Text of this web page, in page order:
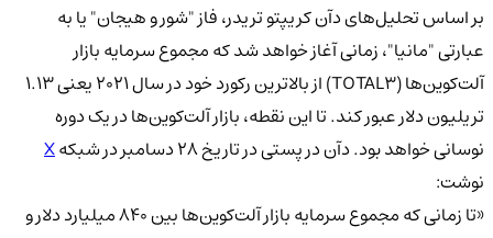
بر اساس تحلیل‌های دآن کریپتو تریدر، فاز "شور و هیجان" یا به
عبارتی "مانیا"، زمانی آغاز خواهد شد که مجموع سرمایه بازار
آلت‌کوین‌ها (TOTAL3) از بالاترین رکورد خود در سال ۲۰۲۱ یعنی ۱.۱۳
تریلیون دلار عبور کند. تا این نقطه، بازار آلت‌کوین‌ها در یک دوره
نوسانی خواهد بود. دآن در پستی در تاریخ ۲۸ دسامبر در شبکه
X
نوشت:
«تا زمانی که مجموع سرمایه بازار آلت‌کوین‌ها بین ۸۴۰ میلیارد دلار و